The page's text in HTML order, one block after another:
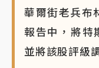
華爾街老兵布
報告中，將特
並將該股評級